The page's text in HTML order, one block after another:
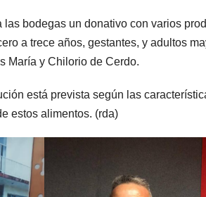
bodegas un donativo con varios
a trece años, gestantes, y adultos
María y Chilorio de Cerdo.
está prevista según las
estos alimentos. (rda)